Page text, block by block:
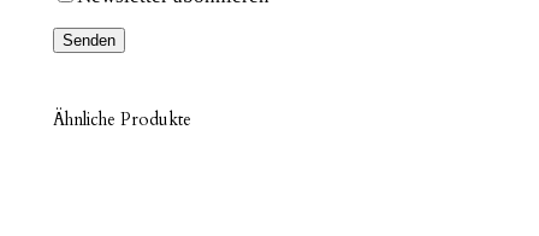
Ähnliche Produkte